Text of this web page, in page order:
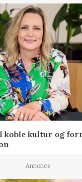
koble kultur og
Annonce